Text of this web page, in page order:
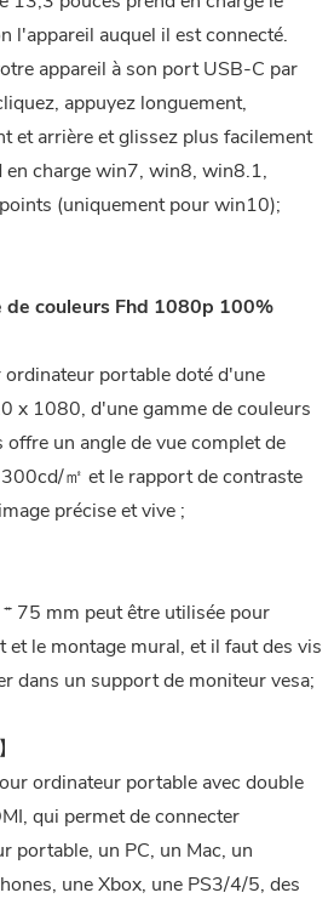
l'appareil auquel il est connecté.
appareil à son port USB-C par
appuyez longuement,
et arrière et glissez plus facilement
en charge win7, win8, win8.1,
(uniquement pour win10);
de couleurs Fhd 1080p 100%
portable doté d'une
x 1080, d'une gamme de couleurs
un angle de vue complet de
㎡ et le rapport de contraste
précise et vive ;
75 mm peut être utilisée pour
le montage mural, et il faut des vis
dans un support de moniteur vesa;
ordinateur portable avec double
qui permet de connecter
portable, un PC, un Mac, un
une Xbox, une PS3/4/5, des